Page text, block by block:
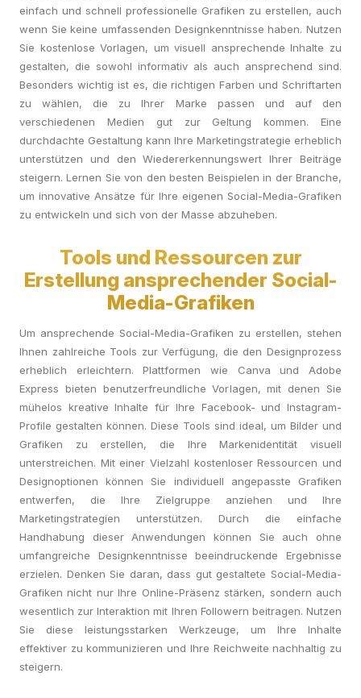
einfach und schnell professionelle Grafiken zu erstellen, auch
wenn Sie keine umfassenden Designkenntnisse haben. Nutzen
Sie kostenlose Vorlagen, um visuell ansprechende Inhalte zu
gestalten, die sowohl informativ als auch ansprechend sind.
Besonders wichtig ist es, die richtigen Farben und Schriftarten
zu wählen, die zu Ihrer Marke passen und auf den
verschiedenen Medien gut zur Geltung kommen. Eine
durchdachte Gestaltung kann Ihre Marketingstrategie erheblich
unterstützen und den Wiedererkennungswert Ihrer Beiträge
steigern. Lernen Sie von den besten Beispielen in der Branche,
um innovative Ansätze für Ihre eigenen Social-Media-Grafiken
zu entwickeln und sich von der Masse abzuheben.
Tools und Ressourcen zur
Erstellung ansprechender Social-
Media-Grafiken
Um ansprechende Social-Media-Grafiken zu erstellen, stehen
Ihnen zahlreiche Tools zur Verfügung, die den Designprozess
erheblich erleichtern. Plattformen wie Canva und Adobe
Express bieten benutzerfreundliche Vorlagen, mit denen Sie
mühelos kreative Inhalte für Ihre Facebook- und Instagram-
Profile gestalten können. Diese Tools sind ideal, um Bilder und
Grafiken zu erstellen, die Ihre Markenidentität visuell
unterstreichen. Mit einer Vielzahl kostenloser Ressourcen und
Designoptionen können Sie individuell angepasste Grafiken
entwerfen, die Ihre Zielgruppe anziehen und Ihre
Marketingstrategien unterstützen. Durch die einfache
Handhabung dieser Anwendungen können Sie auch ohne
umfangreiche Designkenntnisse beeindruckende Ergebnisse
erzielen. Denken Sie daran, dass gut gestaltete Social-Media-
Grafiken nicht nur Ihre Online-Präsenz stärken, sondern auch
wesentlich zur Interaktion mit Ihren Followern beitragen. Nutzen
Sie diese leistungsstarken Werkzeuge, um Ihre Inhalte
effektiver zu kommunizieren und Ihre Reichweite nachhaltig zu
steigern.